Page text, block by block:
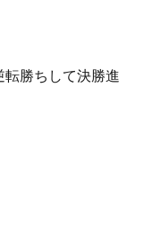
勝ちして決勝進